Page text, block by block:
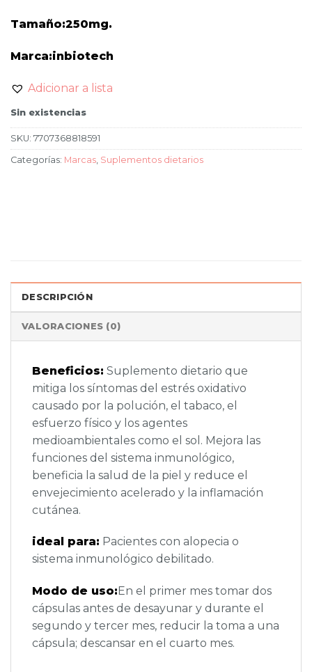
Tamaño:250mg.
Marca:inbiotech
Adicionar a lista
Sin existencias
SKU: 7707368818591
Categorías: Marcas Suplementos dietarios
DESCRIPCIÓN
VALORACIONES (0)
Beneficios: Suplemento dietario que
mitiga los síntomas del estrés oxidativo
causado por la polución, el tabaco, el
esfuerzo físico y los agentes
medioambientales como el sol. Mejora las
funciones del sistema inmunológico,
beneficia la salud de la piel y reduce el
envejecimiento acelerado y la inflamación
cutánea.
ideal para: Pacientes con alopecia o
sistema inmunológico debilitado.
Modo de uso: En el primer mes tomar dos
cápsulas antes de desayunar y durante el
segundo y tercer mes, reducir la toma a una
cápsula; descansar en el cuarto mes.